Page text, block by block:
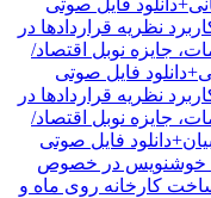
فایل صوتی
نظریه قراردادها در
جایزه نوبل اقتصاد/
فایل صوتی
نظریه قراردادها در
جایزه نوبل اقتصاد/
فایل صوتی
خوشنویس در خصوص
کارخانه روی ماه و